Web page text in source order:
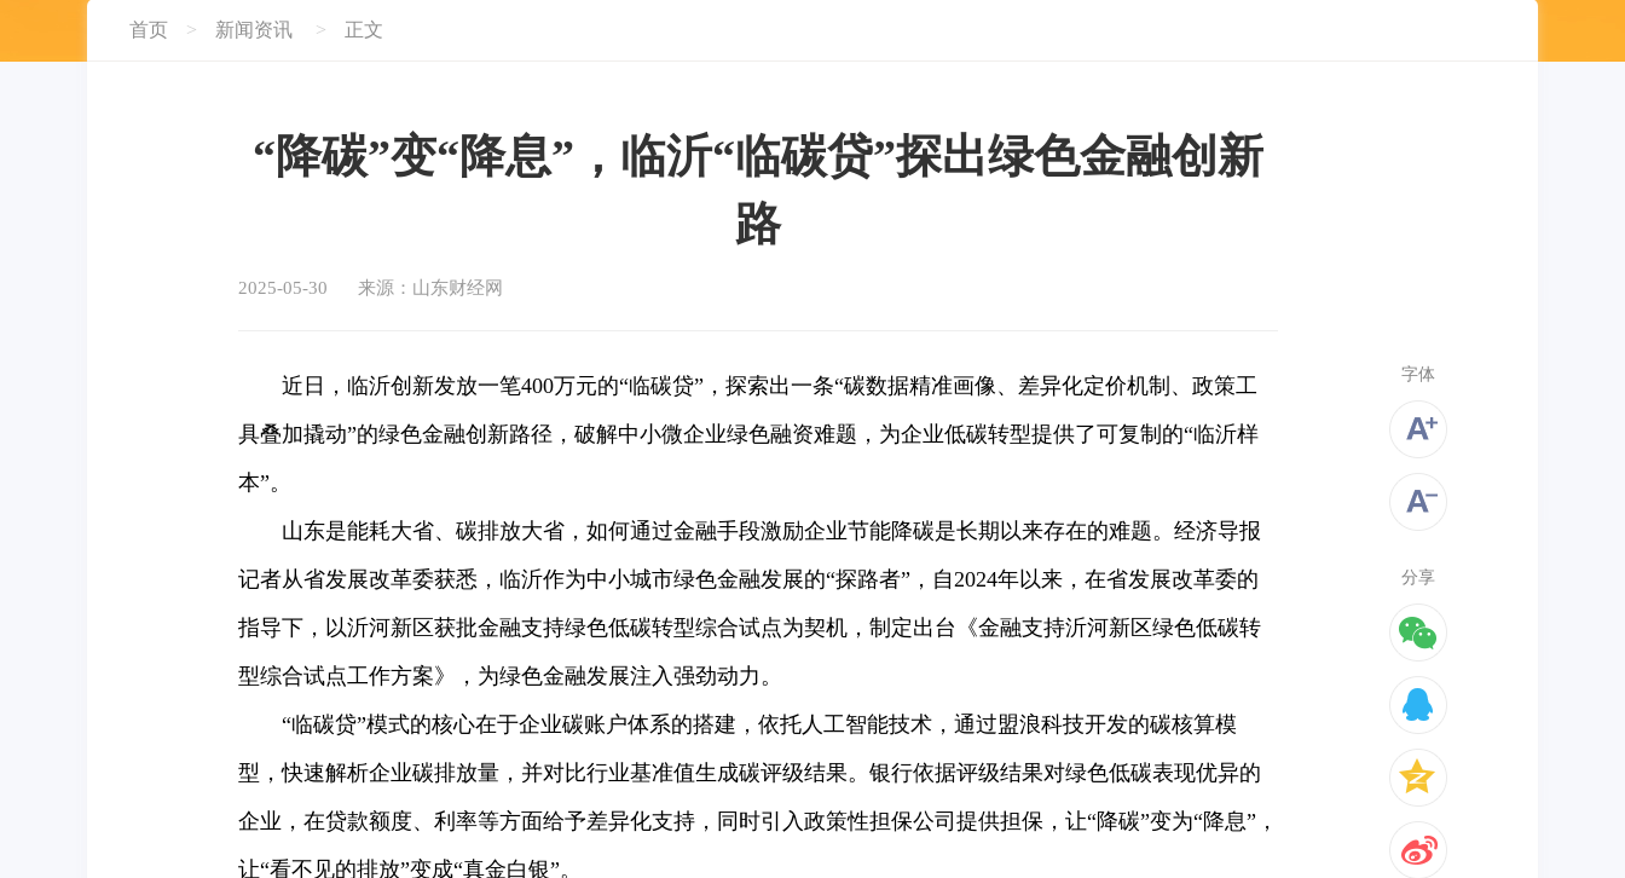
首页 > 新闻资讯 > 正文
“降碳”变“降息”，临沂“临碳贷”探出绿色金融创新
路
2025-05-30 来源：山东财经网
近日，临沂创新发放一笔400万元的“临碳贷”，探索出一条“碳数据精准画像、差异化定价机制、政策工
具叠加撬动”的绿色金融创新路径，破解中小微企业绿色融资难题，为企业低碳转型提供了可复制的“临沂样
本”。
山东是能耗大省、碳排放大省，如何通过金融手段激励企业节能降碳是长期以来存在的难题。经济导报
记者从省发展改革委获悉，临沂作为中小城市绿色金融发展的“探路者”，自2024年以来，在省发展改革委的
指导下，以沂河新区获批金融支持绿色低碳转型综合试点为契机，制定出台《金融支持沂河新区绿色低碳转
型综合试点工作方案》，为绿色金融发展注入强劲动力。
“临碳贷”模式的核心在于企业碳账户体系的搭建，依托人工智能技术，通过盟浪科技开发的碳核算模
型，快速解析企业碳排放量，并对比行业基准值生成碳评级结果。银行依据评级结果对绿色低碳表现优异的
企业，在贷款额度、利率等方面给予差异化支持，同时引入政策性担保公司提供担保，让“降碳”变为“降息”，
让“看不见的排放”变成“真金白银”。
字体
分享